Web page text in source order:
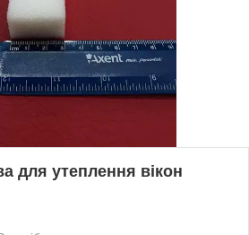
для утеплення вікон